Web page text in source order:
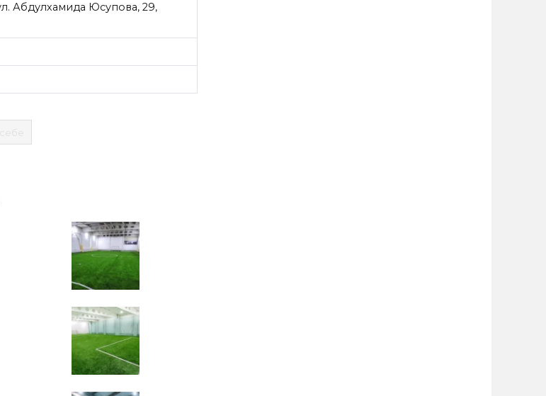
Абдулхамида Юсупова, 29,